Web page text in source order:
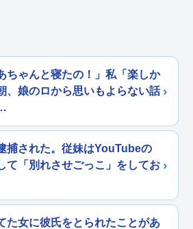
ちゃんと寝たの！」私「楽しか
、娘のロから思いもよらない話
捕された。従妹はYouTubeの
て「別れさせごっこ」をしてお
た女に彼氏をとられたことがあ